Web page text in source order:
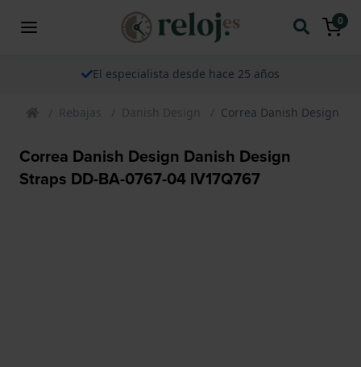
0
El especialista desde hace 25 años
Rebajas Danish Design Correa Danish Design
Correa Danish Design Danish Design
Straps DD-BA-0767-04 IV17Q767